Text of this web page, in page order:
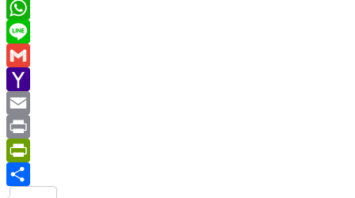
LinkedIn
WhatsApp
Line
Gmail
Yahoo
Mail
Email
Print
PrintFriendly